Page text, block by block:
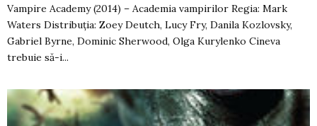
Vampire Academy (2014) – Academia vampirilor Regia: Mark
Waters Distribuția: Zoey Deutch, Lucy Fry, Danila Kozlovsky,
Gabriel Byrne, Dominic Sherwood, Olga Kurylenko Cineva
trebuie să-i...